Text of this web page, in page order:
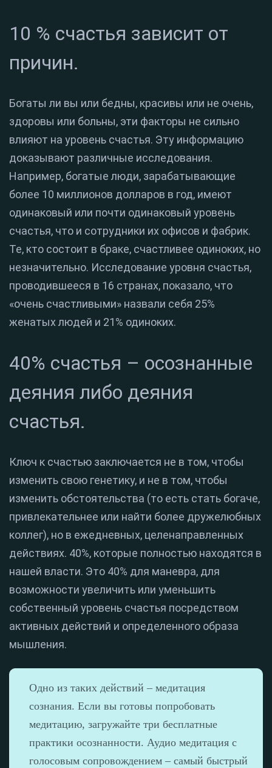
10 % счастья зависит от
причин.
Богаты ли вы или бедны, красивы или не очень,
здоровы или больны, эти факторы не сильно
влияют на уровень счастья. Эту информацию
доказывают различные исследования.
Например, богатые люди, зарабатывающие
более 10 миллионов долларов в год, имеют
одинаковый или почти одинаковый уровень
счастья, что и сотрудники их офисов и фабрик.
Те, кто состоит в браке, счастливее одиноких, но
незначительно. Исследование уровня счастья,
проводившееся в 16 странах, показало, что
«очень счастливыми» назвали себя 25%
женатых людей и 21% одиноких.
40% счастья – осознанные
деяния либо деяния
счастья.
Ключ к счастью заключается не в том, чтобы
изменить свою генетику, и не в том, чтобы
изменить обстоятельства (то есть стать богаче,
привлекательнее или найти более дружелюбных
коллег), но в ежедневных, целенаправленных
действиях. 40%, которые полностью находятся в
нашей власти. Это 40% для маневра, для
возможности увеличить или уменьшить
собственный уровень счастья посредством
активных действий и определенного образа
мышления.
Одно из таких действий – медитация
сознания. Если вы готовы попробовать
медитацию, загружайте три бесплатные
практики осознанности. Аудио медитация с
голосовым сопровождением – самый быстрый